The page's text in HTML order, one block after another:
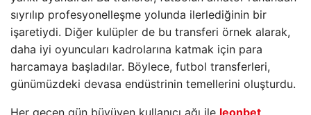
sıyrılıp profesyonelleşme yolunda ilerlediğinin bir
işaretiydi. Diğer kulüpler de bu transferi örnek alarak,
daha iyi oyuncuları kadrolarına katmak için para
harcamaya başladılar. Böylece, futbol transferleri,
günümüzdeki devasa endüstrinin temellerini oluşturdu.
Her geçen gün büyüyen kullanıcı ağı ile leonbet,